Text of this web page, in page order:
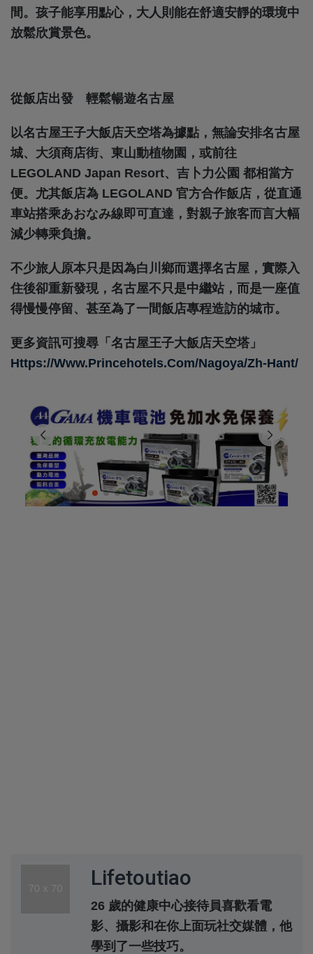
間。孩子能享用點心，大人則能在舒適安靜的環境中
放鬆欣賞景色。
從飯店出發 輕鬆暢遊名古屋
以名古屋王子大飯店天空塔為據點，無論安排名古屋
城、大須商店街、東山動植物園，或前往
LEGOLAND Japan Resort、吉卜力公園 都相當方
便。尤其飯店為 LEGOLAND 官方合作飯店，從直通
車站搭乘あおなみ線即可直達，對親子旅客而言大幅
減少轉乘負擔。
不少旅人原本只是因為白川鄉而選擇名古屋，實際入
住後卻重新發現，名古屋不只是中繼站，而是一座值
得慢慢停留、甚至為了一間飯店專程造訪的城市。
更多資訊可搜尋「名古屋王子大飯店天空塔」
Https://www.princehotels.com/nagoya/zh-Hant/
Lifetoutiao
26 歲的健康中心接待員喜歡看電
影、攝影和在你上面玩社交媒體，他
學到了一些技巧。